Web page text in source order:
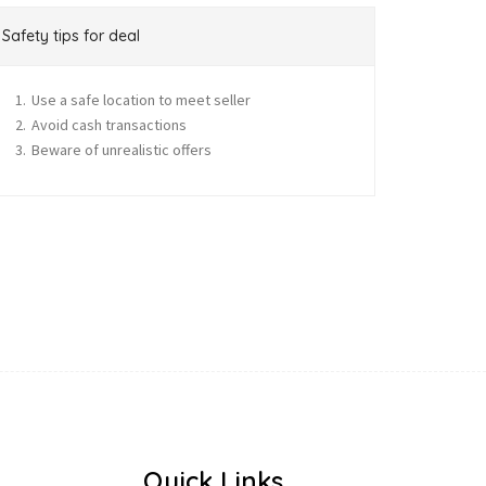
Safety tips for deal
Use a safe location to meet seller
Avoid cash transactions
Beware of unrealistic offers